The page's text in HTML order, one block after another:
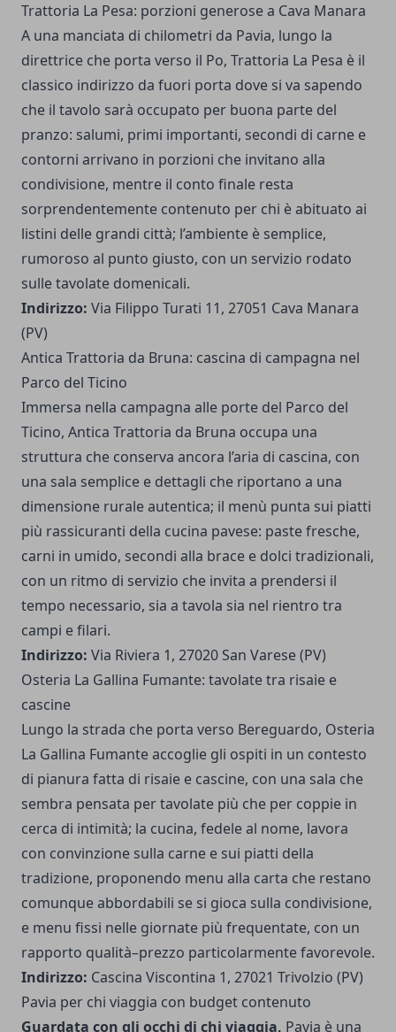
Trattoria La Pesa: porzioni generose a Cava Manara
A una manciata di chilometri da Pavia, lungo la
direttrice che porta verso il Po, Trattoria La Pesa è il
classico indirizzo da fuori porta dove si va sapendo
che il tavolo sarà occupato per buona parte del
pranzo: salumi, primi importanti, secondi di carne e
contorni arrivano in porzioni che invitano alla
condivisione, mentre il conto finale resta
sorprendentemente contenuto per chi è abituato ai
listini delle grandi città; l’ambiente è semplice,
rumoroso al punto giusto, con un servizio rodato
sulle tavolate domenicali.
Indirizzo: Via Filippo Turati 11, 27051 Cava Manara
(PV)
Antica Trattoria da Bruna: cascina di campagna nel
Parco del Ticino
Immersa nella campagna alle porte del Parco del
Ticino, Antica Trattoria da Bruna occupa una
struttura che conserva ancora l’aria di cascina, con
una sala semplice e dettagli che riportano a una
dimensione rurale autentica; il menù punta sui piatti
più rassicuranti della cucina pavese: paste fresche,
carni in umido, secondi alla brace e dolci tradizionali,
con un ritmo di servizio che invita a prendersi il
tempo necessario, sia a tavola sia nel rientro tra
campi e filari.
Indirizzo: Via Riviera 1, 27020 San Varese (PV)
Osteria La Gallina Fumante: tavolate tra risaie e
cascine
Lungo la strada che porta verso Bereguardo, Osteria
La Gallina Fumante accoglie gli ospiti in un contesto
di pianura fatta di risaie e cascine, con una sala che
sembra pensata per tavolate più che per coppie in
cerca di intimità; la cucina, fedele al nome, lavora
con convinzione sulla carne e sui piatti della
tradizione, proponendo menu alla carta che restano
comunque abbordabili se si gioca sulla condivisione,
e menu fissi nelle giornate più frequentate, con un
rapporto qualità–prezzo particolarmente favorevole.
Indirizzo: Cascina Viscontina 1, 27021 Trivolzio (PV)
Pavia per chi viaggia con budget contenuto
Guardata con gli occhi di chi viaggia, Pavia è una